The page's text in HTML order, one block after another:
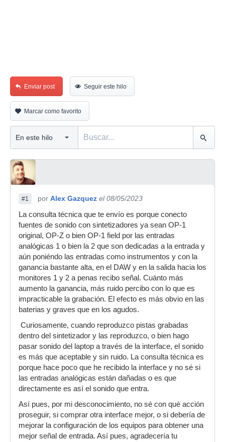
Enviar post Seguir este hilo
Marcar como favorito
#1 por Alex Gazquez el 08/05/2023
La consulta técnica que te envío es porque conecto
fuentes de sonido con sintetizadores ya sean OP-1
original, OP-Z o bien OP-1 field por las entradas
analógicas 1 o bien la 2 que son dedicadas a la entrada y
aún poniéndo las entradas como instrumentos y con la
ganancia bastante alta, en el DAW y en la salida hacia los
monitores 1 y 2 a penas recibo señal. Cuánto más
aumento la ganancia, más ruido percibo con lo que es
impracticable la grabación. El efecto es más obvio en las
baterias y graves que en los agudos.
Curiosamente, cuando reproduzco pistas grabadas
dentro del sintetizador y las reproduzco, o bien hago
pasar sonido del laptop a través de la interface, el sonido
es más que aceptable y sin ruido. La consulta técnica es
porque hace poco que he recibido la interface y no sé si
las entradas analógicas están dañadas o es que
directamente es así el sonido que entra.
Así pues, por mi desconocimiento, no sé con qué acción
proseguir, si comprar otra interface mejor, o si debería de
mejorar la configuración de los equipos para obtener una
mejor señal de entrada. Así pues, agradecería tu